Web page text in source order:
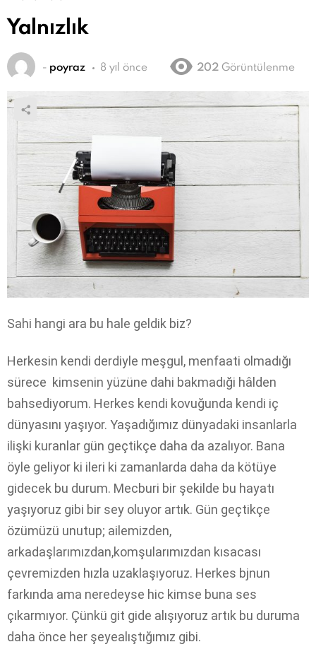
Yalnızlık
- poyraz 8 yıl önce 202 Görüntülenme
Sahi hangi ara bu hale geldik biz?
Herkesin kendi derdiyle meşgul, menfaati olmadığı
sürece kimsenin yüzüne dahi bakmadıği hâlden
bahsediyorum. Herkes kendi kovuğunda kendi iç
dünyasını yaşıyor. Yaşadığımız dünyadaki insanlarla
ilişki kuranlar gün geçtikçe daha da azalıyor. Bana
öyle geliyor ki ileri ki zamanlarda daha da kötüye
gidecek bu durum. Mecburi bir şekilde bu hayatı
yaşıyoruz gibi bir sey oluyor artık. Gün geçtikçe
özümüzü unutup; ailemizden,
arkadaşlarımızdan,komşularımızdan kısacası
çevremizden hızla uzaklaşıyoruz. Herkes bjnun
farkında ama neredeyse hic kimse buna ses
çıkarmıyor. Çünkü git gide alışıyoruz artık bu duruma
daha önce her şeyealıştığımız gibi.